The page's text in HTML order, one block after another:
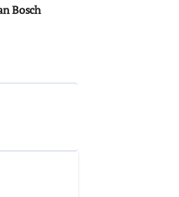
Bosch